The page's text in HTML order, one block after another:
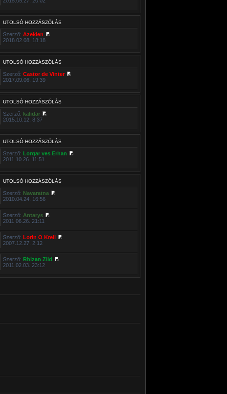
UTOLSÓ HOZZÁSZÓLÁS
Szerző:Azekien
2018.02.08. 18:18
UTOLSÓ HOZZÁSZÓLÁS
Szerző:Castor de Vinter
2017.09.06. 19:39
UTOLSÓ HOZZÁSZÓLÁS
Szerző: kalidar
2015.10.12. 8:37
UTOLSÓ HOZZÁSZÓLÁS
Szerző:Lorgar ves Erhan
2011.10.26. 11:51
UTOLSÓ HOZZÁSZÓLÁS
Szerző: Navaratna
2010.04.24. 16:56
Szerző: Antarys
2011.06.26. 21:11
Szerző:Lorin O Krell
2007.12.27. 2:12
Szerző:Rhizan Zild
2011.02.03. 23:12